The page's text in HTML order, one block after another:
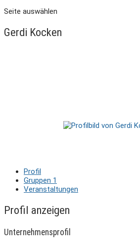
Seite auswählen
Gerdi Kocken
Profil
Gruppen 1
Veranstaltungen
Profil anzeigen
Unternehmensprofil